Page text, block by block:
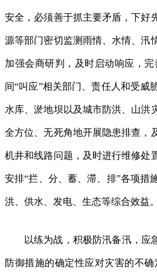
安全，必须善于抓主要矛盾，下好
源等部门密切监测雨情、水情、汛
加强会商研判，及时启动响应，
间“叫应”相关部门、责任人和受威
水库、淤地坝以及城市防洪、山洪
全方位、无死角地开展隐患排查，
机井和线路问题，及时进行维修处
安排“拦、分、蓄、滞、排”各项措
洪、供水、发电、生态等综合效益。
以练为战，积极防汛备汛，应
防御措施的确定性应对灾害的不